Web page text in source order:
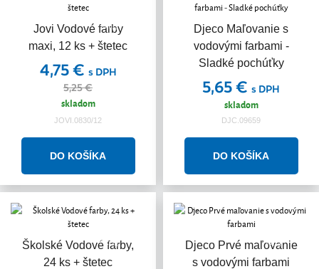
Jovi Vodové farby
maxi, 12 ks + štetec
Akcia
4,75 € s DPH
5,25 €
skladom
JOVI.0830/12
Djeco Maľovanie s
vodovými farbami -
Sladké pochúťky
5,65 € s DPH
skladom
DJC.09659
Školské Vodové farby,
24 ks + štetec
Akcia
Djeco Prvé maľovanie
s vodovými farbami
Akcia